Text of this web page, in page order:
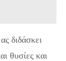
διδάσκει
θυσίες και